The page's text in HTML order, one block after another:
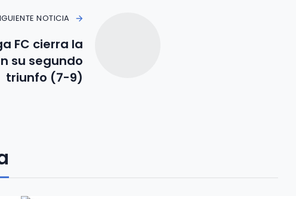
NOTICIA
FC cierra la
su segundo
triunfo (7-9)